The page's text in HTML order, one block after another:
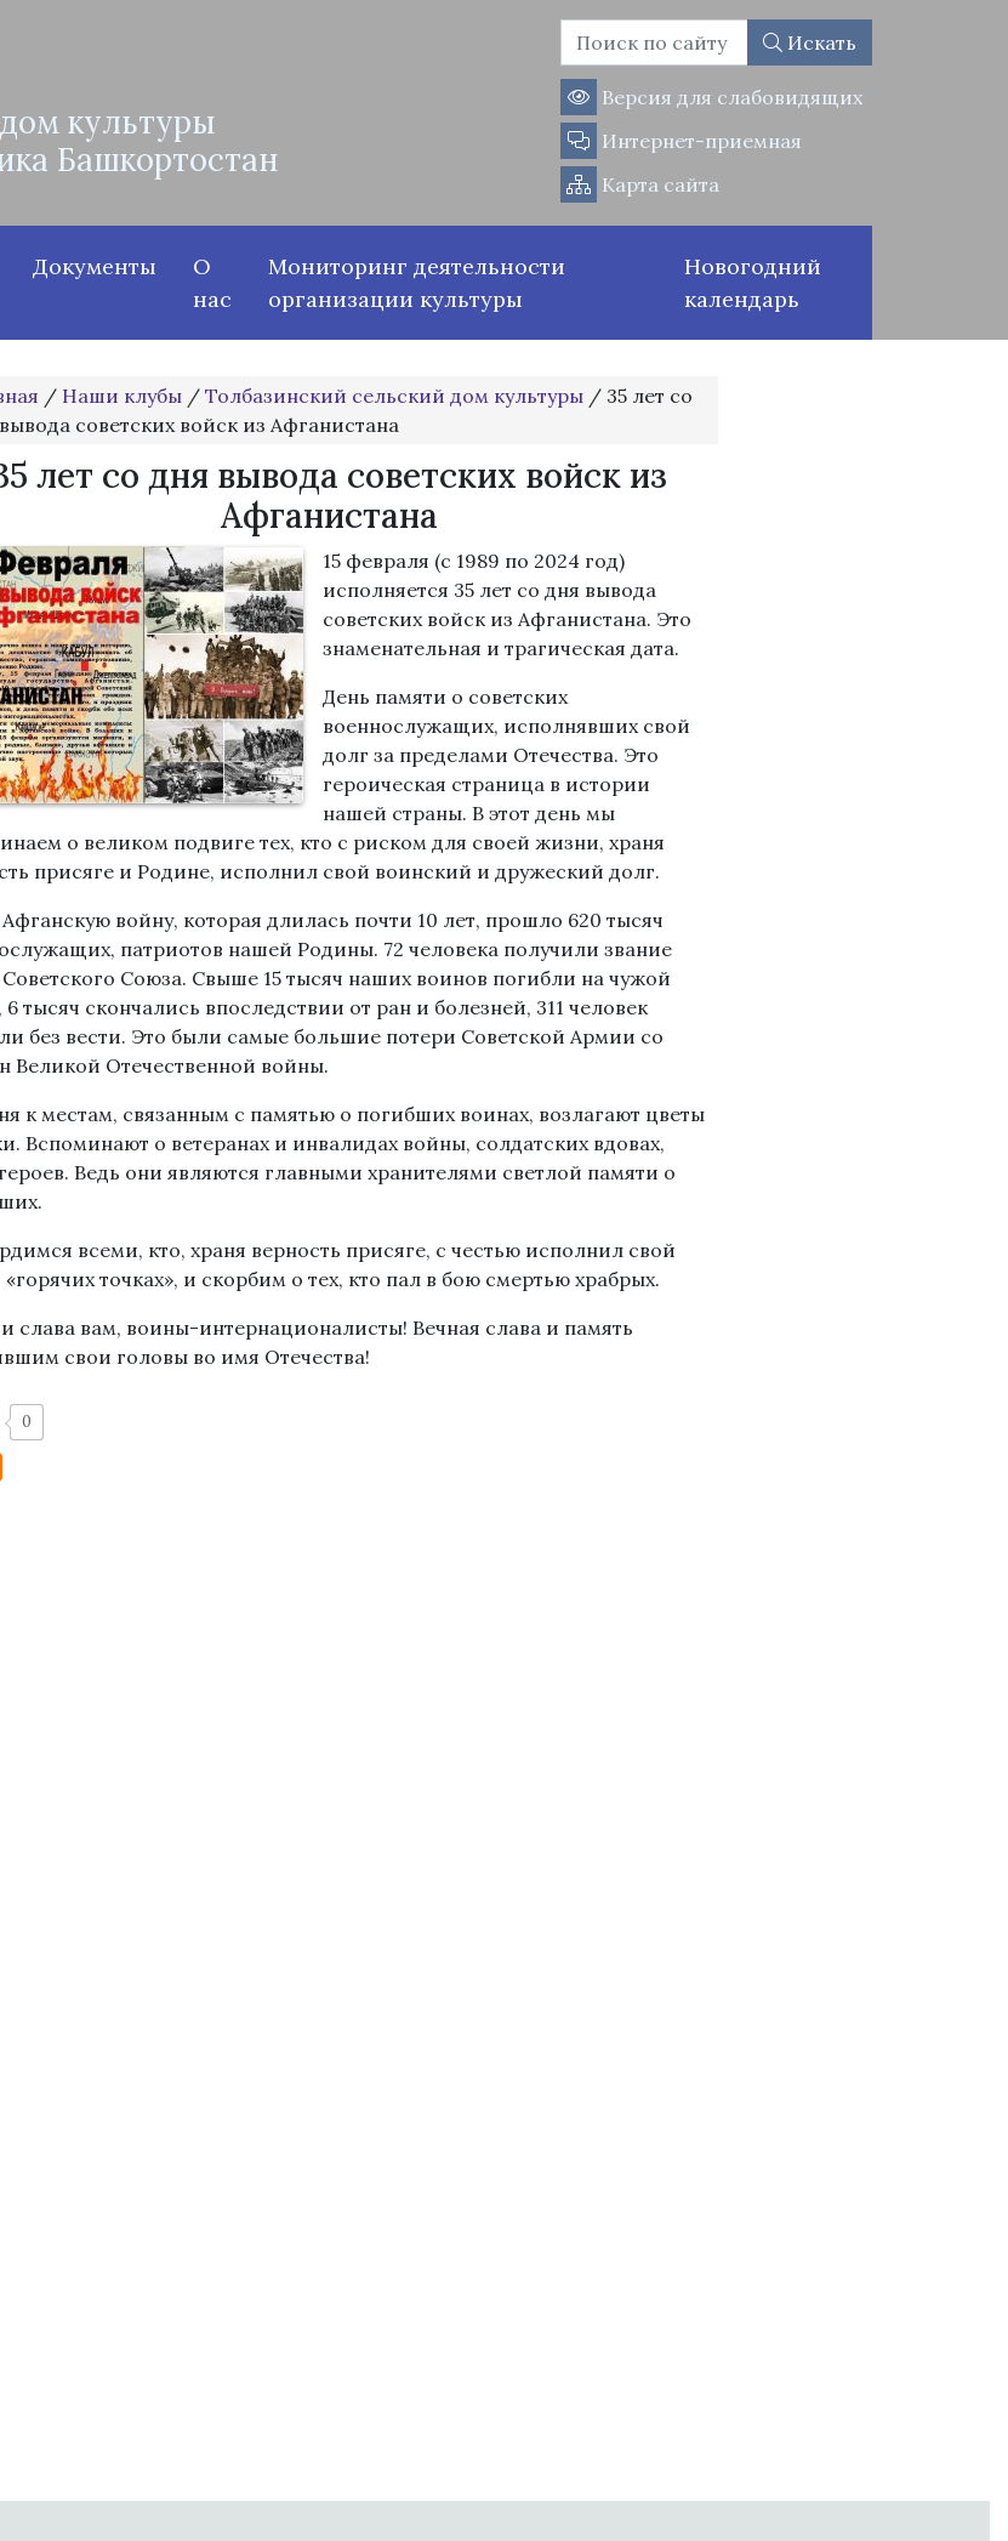
Искать
культуры
Башкортостан
Версия для слабовидящих
Интернет-приемная
Карта сайта
Документы
О
нас
Мониторинг деятельности
организации культуры
Новогодний
календарь
/ Наши клубы / Толбазинский сельский дом культуры / 35 лет со
советских войск из Афганистана
лет со дня вывода советских войск из
Афганистана
15 февраля (с 1989 по 2024 год)
исполняется 35 лет со дня вывода
советских войск из Афганистана. Это
знаменательная и трагическая дата.
День памяти о советских
военнослужащих, исполнявших свой
долг за пределами Отечества. Это
героическая страница в истории
нашей страны. В этот день мы
о великом подвиге тех, кто с риском для своей жизни, храня
присяге и Родине, исполнил свой воинский и дружеский долг.
войну, которая длилась почти 10 лет, прошло 620 тысяч
патриотов нашей Родины. 72 человека получили звание
Союза. Свыше 15 тысяч наших воинов погибли на чужой
6 тысяч скончались впоследствии от ран и болезней, 311 человек
без вести. Это были самые большие потери Советской Армии со
Великой Отечественной войны.
к местам, связанным с памятью о погибших воинах, возлагают цветы
Вспоминают о ветеранах и инвалидах войны, солдатских вдовах,
Ведь они являются главными хранителями светлой памяти о
всеми, кто, храня верность присяге, с честью исполнил свой
«горячих точках», и скорбим о тех, кто пал в бою смертью храбрых.
слава вам, воины-интернационалисты! Вечная слава и память
свои головы во имя Отечества!
0